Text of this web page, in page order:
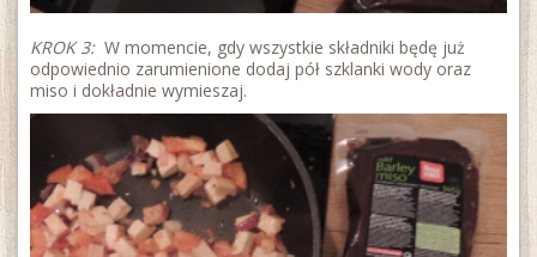
KROK 3:W momencie, gdy wszystkie składniki będę już
odpowiednio zarumienione dodaj pół szklanki wody oraz
miso i dokładnie wymieszaj.